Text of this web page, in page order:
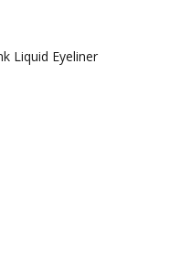
Liquid Eyeliner